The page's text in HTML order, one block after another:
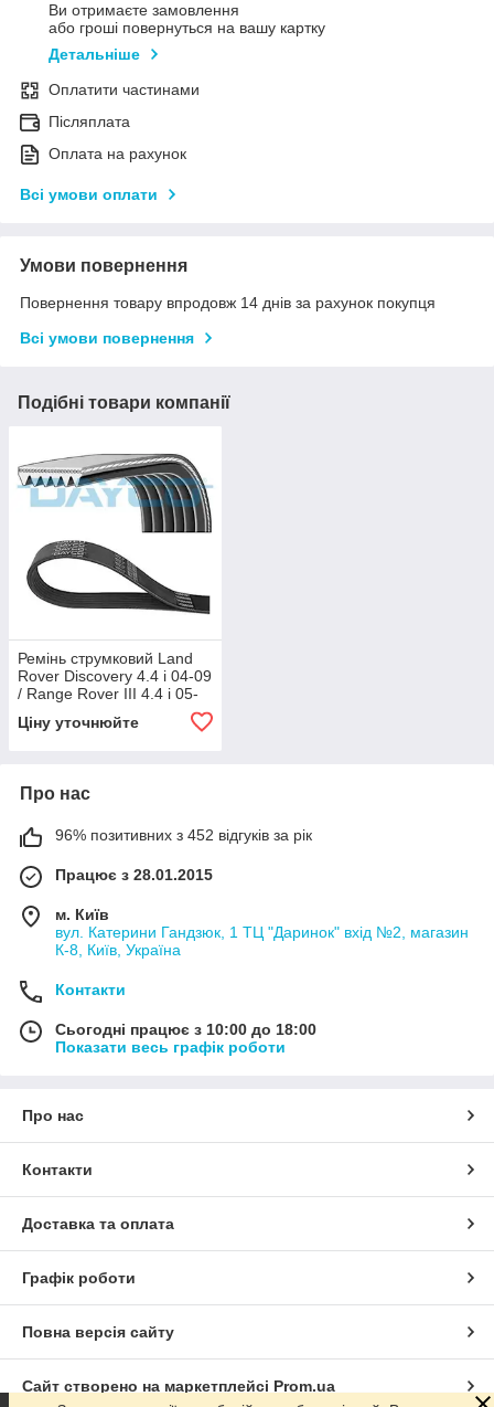
Ви отримаєте замовлення
або гроші повернуться на вашу картку
Детальніше
Оплатити частинами
Післяплата
Оплата на рахунок
Всі умови оплати
Умови повернення
Повернення товару впродовж 14 днів за рахунок покупця
Всі умови повернення
Подібні товари компанії
Ремінь струмковий Land
Rover Discovery 4.4 i 04-09
/ Range Rover III 4.4 i 05-
12 / Range Rover Sport 4.4
i 05-13 8PK848
Ціну уточнюйте
Про нас
96% позитивних з 452 відгуків за рік
Працює з 28.01.2015
м. Київ
вул. Катерини Гандзюк, 1 ТЦ "Даринок" вхід №2, магазин
К-8, Київ, Україна
Контакти
Сьогодні працює з 10:00 до 18:00
Показати весь графік роботи
Про нас
Контакти
Доставка та оплата
Графік роботи
Повна версія сайту
Сайт створено на маркетплейсі Prom.ua